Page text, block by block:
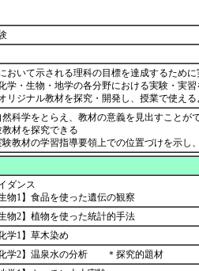
おいて示される理科の目標を達成するため
学・生物・地学の各分野における実験・実
リジナル教材を探究・開発し、授業で使える
然科学をとらえ、教材の意義を見出すことが
材を探究できる
教材の学習指導要領上での位置づけを示し
ダンス
生物1】食品を使った遺伝の観察
生物2】植物を使った統計的手法
化学1】草木染め
化学2】温泉水の分析 ＊探究的題材